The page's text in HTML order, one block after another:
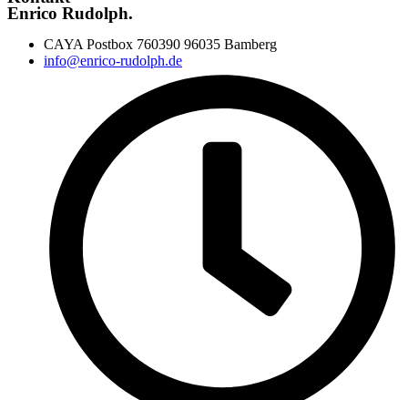
Enrico Rudolph.
CAYA Postbox 760390 96035 Bamberg
info@enrico-rudolph.de